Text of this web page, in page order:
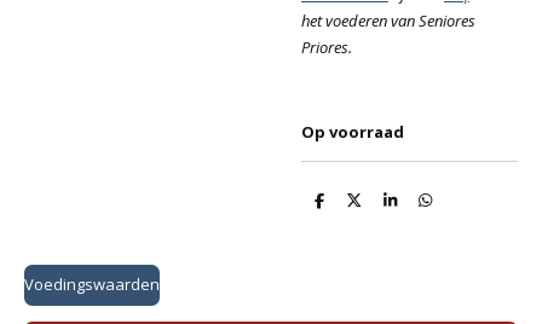
het voederen van Seniores
Priores.
Op voorraad
D
D
S
D
Voedingswaarden